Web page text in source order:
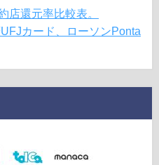
店還元率比較表。
カード、ローソンPonta